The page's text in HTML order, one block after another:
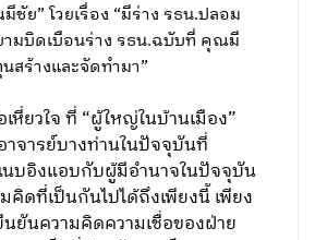
ย” โวยเรื่อง “มีร่าง รธน.ปลอม
ามบิดเบือนร่าง รธน.ฉบับที่ คุณมี
ร้างและจัดทำมา”
หี่ยวใจ ที่ “ผู้ใหญ่ในบ้านเมือง”
จารย์บางท่านในปัจจุบันที่
บอิงแอบกับผู้มีอำนาจในปัจจุบัน
คิดที่เป็นกันไปได้ถึงเพียงนี้ เพียง
นยันความคิดความเชื่อของฝ่าย